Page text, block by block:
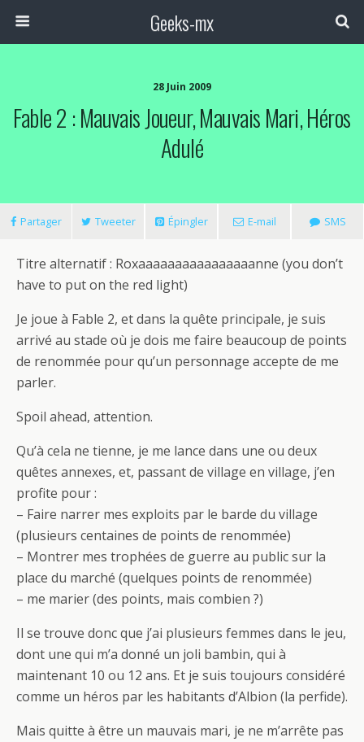
Geeks-mx
28 Juin 2009
Fable 2 : Mauvais Joueur, Mauvais Mari, Héros
Adulé
Partager Tweeter Épingler E-mail SMS
Titre alternatif : Roxaaaaaaaaaaaaaaaanne (you don’t
have to put on the red light)
Je joue à Fable 2, et dans la quête principale, je suis
arrivé au stade où je dois me faire beaucoup de points
de renommée pour qu’un personnage accepte de me
parler.
Spoil ahead, attention.
Qu’à cela ne tienne, je me lance dans une ou deux
quêtes annexes, et, passant de village en village, j’en
profite pour :
– Faire narrer mes exploits par le barde du village
(plusieurs centaines de points de renommée)
– Montrer mes trophées de guerre au public sur la
place du marché (quelques points de renommée)
– me marier (des points, mais combien ?)
Il se trouve donc que j’ai plusieurs femmes dans le jeu,
dont une qui m’a donné un joli bambin, qui à
maintenant 10 ou 12 ans. Et je suis toujours considéré
comme un héros par les habitants d’Albion (la perfide).
Mais quitte à être un mauvais mari, je ne m’arrête pas